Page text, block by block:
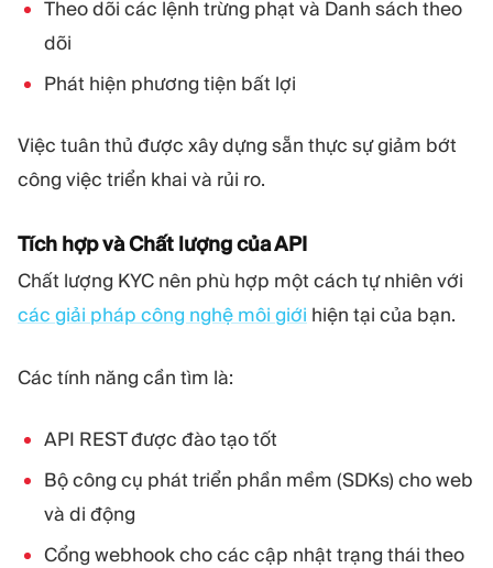
Theo dõi các lệnh trừng phạt và Danh sách theo
dõi
Phát hiện phương tiện bất lợi
Việc tuân thủ được xây dựng sẵn thực sự giảm bớt
công việc triển khai và rủi ro.
Tích hợp và Chất lượng của API
Chất lượng KYC nên phù hợp một cách tự nhiên với
các giải pháp công nghệ môi giới hiện tại của bạn.
Các tính năng cần tìm là:
API REST được đào tạo tốt
Bộ công cụ phát triển phần mềm (SDKs) cho web
và di động
Cổng webhook cho các cập nhật trạng thái theo